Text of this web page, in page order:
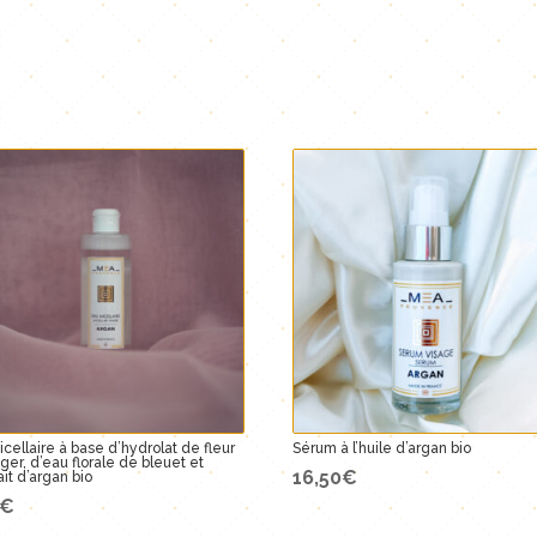
à base d’hydrolat de fleur
d’eau florale de bleuet et
d’argan bio
€
Sérum à l’huile d’argan bio
16,50€